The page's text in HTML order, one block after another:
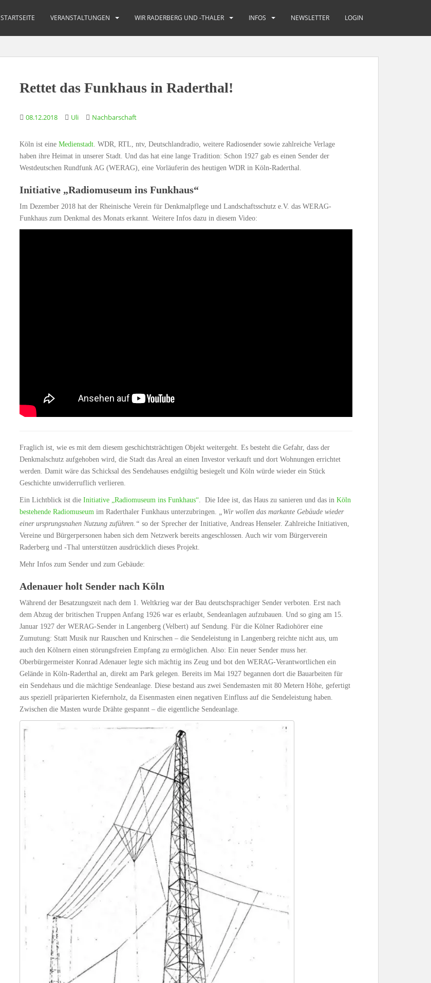
STARTSEITE VERANSTALTUNGEN WIR RADERBERG UND -THALER INFOS NEWSLETTER LOGIN
Rettet das Funkhaus in Raderthal!
08.12.2018 Uli Nachbarschaft
Köln ist eine Medienstadt. WDR, RTL, ntv, Deutschlandradio, weitere Radiosender sowie zahlreiche Verlage
haben ihre Heimat in unserer Stadt. Und das hat eine lange Tradition: Schon 1927 gab es einen Sender der
Westdeutschen Rundfunk AG (WERAG), eine Vorläuferin des heutigen WDR in Köln-Raderthal.
Initiative „Radiomuseum ins Funkhaus“
Im Dezember 2018 hat der Rheinische Verein für Denkmalpflege und Landschaftsschutz e.V. das WERAG-
Funkhaus zum Denkmal des Monats erkannt. Weitere Infos dazu in diesem Video:
Fraglich ist, wie es mit dem diesem geschichtsträchtigen Objekt weitergeht. Es besteht die Gefahr, dass der
Denkmalschutz aufgehoben wird, die Stadt das Areal an einen Investor verkauft und dort Wohnungen errichtet
werden. Damit wäre das Schicksal des Sendehauses endgültig besiegelt und Köln würde wieder ein Stück
Geschichte unwiderruflich verlieren.
Ein Lichtblick ist die Initiative „Radiomuseum ins Funkhaus“. Die Idee ist, das Haus zu sanieren und das in Köln
bestehende Radiomuseum im Raderthaler Funkhaus unterzubringen. „Wir wollen das markante Gebäude wieder
einer ursprungsnahen Nutzung zuführen.“ so der Sprecher der Initiative, Andreas Henseler. Zahlreiche Initiativen,
Vereine und Bürgerpersonen haben sich dem Netzwerk bereits angeschlossen. Auch wir vom Bürgerverein
Raderberg und -Thal unterstützen ausdrücklich dieses Projekt.
Mehr Infos zum Sender und zum Gebäude:
Adenauer holt Sender nach Köln
Während der Besatzungszeit nach dem 1. Weltkrieg war der Bau deutschsprachiger Sender verboten. Erst nach
dem Abzug der britischen Truppen Anfang 1926 war es erlaubt, Sendeanlagen aufzubauen. Und so ging am 15.
Januar 1927 der WERAG-Sender in Langenberg (Velbert) auf Sendung. Für die Kölner Radiohörer eine
Zumutung: Statt Musik nur Rauschen und Knirschen – die Sendeleistung in Langenberg reichte nicht aus, um
auch den Kölnern einen störungsfreien Empfang zu ermöglichen. Also: Ein neuer Sender muss her.
Oberbürgermeister Konrad Adenauer legte sich mächtig ins Zeug und bot den WERAG-Verantwortlichen ein
Gelände in Köln-Raderthal an, direkt am Park gelegen. Bereits im Mai 1927 begannen dort die Bauarbeiten für
ein Sendehaus und die mächtige Sendeanlage. Diese bestand aus zwei Sendemasten mit 80 Metern Höhe, gefertigt
aus speziell präparierten Kiefernholz, da Eisenmasten einen negativen Einfluss auf die Sendeleistung haben.
Zwischen die Masten wurde Drähte gespannt – die eigentliche Sendeanlage.